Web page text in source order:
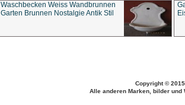
Waschbecken Weiss Wandbrunnen
Garten Brunnen Nostalgie Antik Stil
Copyright ©
Alle anderen Marken, bilder und